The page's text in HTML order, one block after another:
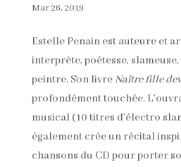
Mar 26, 2019
Estelle Penain est auteure et
interprète, poétesse,
peintre. Son livreNaître fille
profondément touchée.
musical (10 titres d’électro
également crée un récital
chansons du CD pour porter